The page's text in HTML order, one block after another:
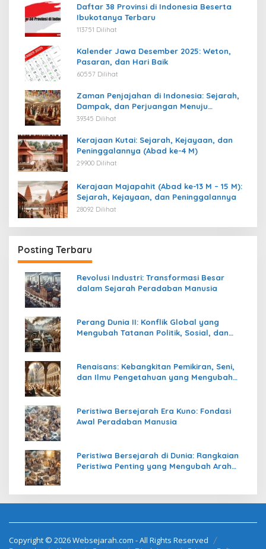
Daftar 38 Provinsi di Indonesia Beserta
Ibukotanya Terbaru
113751 Dilihat
Kalender Jawa Desember 2025: Weton,
Pasaran, dan Hari Baik
60557 Dilihat
Zaman Penjajahan di Indonesia: Sejarah,
Dampak, dan Perjuangan Menuju
Kemerdekaan
39345 Dilihat
Kerajaan Kutai: Sejarah, Kejayaan, dan
Peninggalannya (Abad ke-4 M)
29900 Dilihat
Kerajaan Majapahit (Abad ke-13 M – 15 M):
Sejarah, Kejayaan, dan Peninggalannya
28092 Dilihat
Posting Terbaru
Revolusi Industri: Transformasi Besar
dalam Sejarah Peradaban Manusia
Perang Dunia II: Konflik Global yang
Mengubah Tatanan Politik, Sosial, dan
Renaisans: Kebangkitan Pemikiran, Seni,
dan Ilmu Pengetahuan yang Mengubah
Peristiwa Bersejarah Era Kuno: Fondasi
Awal Peradaban Manusia
Peristiwa Bersejarah di Dunia: Rangkaian
Peristiwa Penting yang Mengubah Arah
Copyright © 2026 Websejarah.com - All Rights Reserved